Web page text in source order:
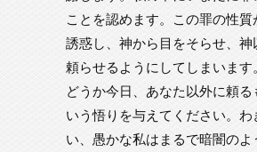
ことを認めます。この罪の性
誘惑し、神から目をそらせ、神
頼らせるようにしてしまいます。
どうか今日、あなた以外に頼る
いう悟りを与えてください。わ
い、愚かな私はまるで暗闇の